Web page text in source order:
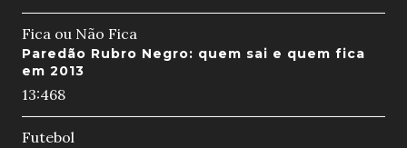
Fica ou Não Fica
Paredão Rubro Negro: quem sai e quem fica
em 2013
13:468
Futebol